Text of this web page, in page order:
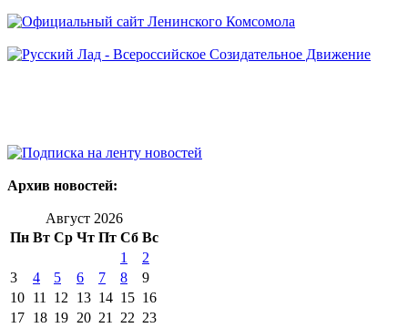
Архив новостей:
Август 2026
Пн Вт Ср Чт Пт Сб Вс
1
2
3
4 5 6 7 8
9
10 11 12 13 14 15 16
17 18 19 20 21 22 23